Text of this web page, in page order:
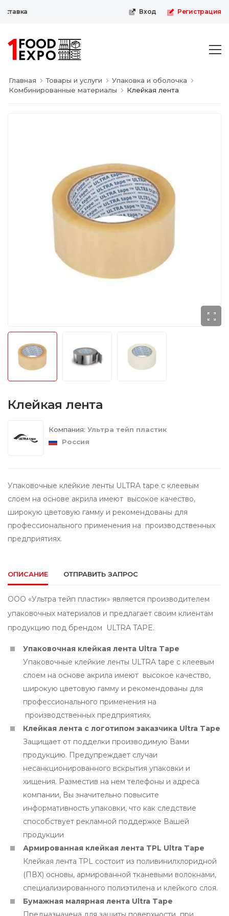
Вход Регистрация
Главная Товары и услуги
Упаковка и оболочка
Комбинированные материалы
Клейкая лента
Клейкая лента
Компания: Ультра тейп пластик
Россия
Упаковочные клейкие ленты ULTRA tape с клеевым
слоем на основе акрила имеют высокое качество,
широкую цветовую гамму и рекомендованы для
профессионального применения на производственных
предприятиях.
ОПИСАНИЕ ОТПРАВИТЬ ЗАПРОС
ООО «Ультра тейп пластик» является производителем
упаковочных материалов и предлагает своим клиентам
продукцию под брендом ULTRA TAPE.
Упаковочная клейкая лента Ultra Tape
Упаковочные клейкие ленты ULTRA tape с клеевым
слоем на основе акрила имеют высокое качество,
широкую цветовую гамму и рекомендованы для
профессионального применения на
производственных предприятиях.
Клейкая лента с логотипом заказчика Ultra Tape
Защищает от подделки производимую Вами
продукцию. Предупреждает случаи
несанкционированного вскрытия упаковки и
хищения. Разместив на нем телефоны и адреса
компании, Вы значительно повысите
информативность упаковки, что как следствие
способствует рекламной поддержке Вашей
продукции
Армированная клейкая лента TPL Ultra Tape
Клейкая лента TPL состоит из поливинилхлоридной
(ПВХ) основы, армированной тканевыми волокнами,
специализированного полиэтилена и клейкого слоя.
Бумажная малярная лента Ultra Tape